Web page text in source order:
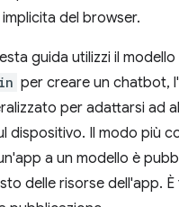
del browser.
guida utilizzi il modello
per creare un chatbot,
per adattarsi ad
dispositivo. Il modo più
a un modello è
delle risorse dell'app.